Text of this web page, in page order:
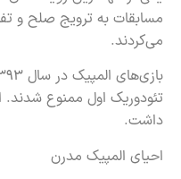
مسابقات به ترویج صلح و
می‌کردند.
تئودوریک اول ممنوع شدند.
داشت.
احیای المپیک مدرن